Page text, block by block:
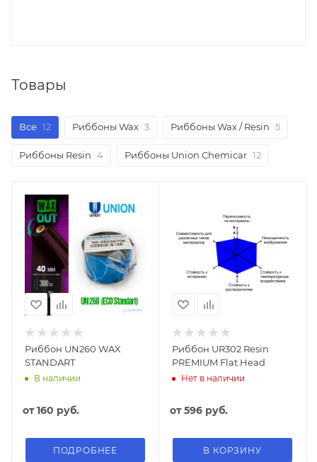
Товары
Все 12 Риббоны Wax 3 Риббоны Wax / Resin 5
Риббоны Resin 4 Риббоны Union Chemicar 12
Риббон UN260 WAX
STANDART
В наличии
от160 руб.
ПОДРОБНЕЕ
Риббон UR302 Resin
PREMIUM Flat Head
Нет в наличии
от596 руб.
В КОРЗИНУ